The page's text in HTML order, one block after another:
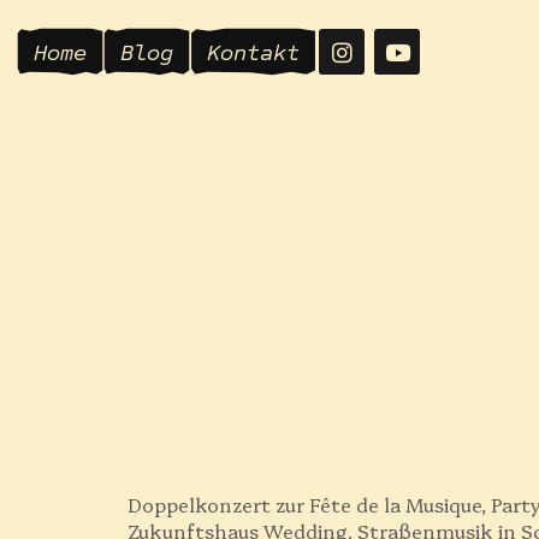
Home Blog Kontakt
Doppelkonzert zur Fête de la Musique,
Zukunftshaus Wedding, Straßenmusik in